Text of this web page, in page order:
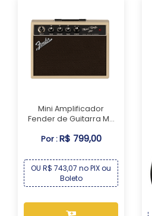
Mini Amplificador
Fender de Guitarra M...
Por :R$ 799,00
OU R$ 743,07 no PIX ou
Boleto